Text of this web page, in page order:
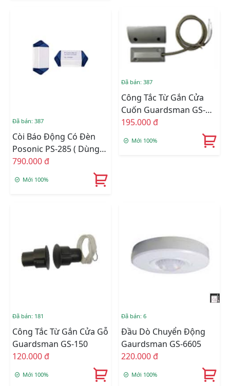
Đã bán: 387
Còi Báo Động Có Đèn
Posonic PS-285 ( Dùng
Kết Nối Với Tủ Điều
790.000 đ
Mới 100%
Đã bán: 387
Công Tắc Từ Gắn Cửa
Cuốn Guardsman GS-
903
195.000 đ
Mới 100%
Đã bán: 181
Công Tắc Từ Gắn Cửa Gỗ
Guardsman GS-150
120.000 đ
Mới 100%
Đã bán: 6
Đầu Dò Chuyển Động
Gaurdsman GS-6605
220.000 đ
Mới 100%